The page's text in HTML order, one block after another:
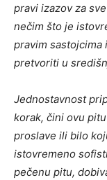
pravi izazov za
nečim što je
pravim sastojcima
pretvoriti u
Jednostavnost
korak, čini ovu
proslave ili bilo
istovremeno
pečenu pitu,